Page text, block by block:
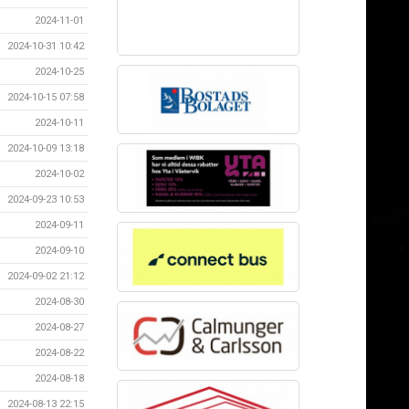
2024-11-01
2024-10-31 10:42
2024-10-25
2024-10-15 07:58
2024-10-11
2024-10-09 13:18
2024-10-02
2024-09-23 10:53
2024-09-11
2024-09-10
2024-09-02 21:12
2024-08-30
2024-08-27
2024-08-22
2024-08-18
2024-08-13 22:15